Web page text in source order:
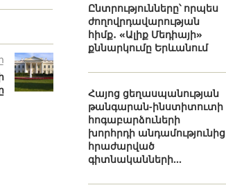
Ընտրությունները՝ որպես
ժողովրդավարության
հիմք․ «Ալիք Մեդիայի»
քննարկումը Երևանում
Հայոց ցեղասպանության
թանգարան-ինստիտուտի
հոգաբարձուների
խորհրդի անդամությունից
հրաժարված
գիտնականների...